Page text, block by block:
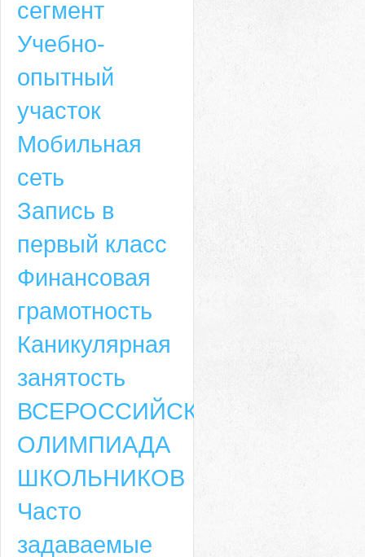
сегмент
Учебно-
опытный
участок
Мобильная
сеть
Запись в
первый класс
Финансовая
грамотность
Каникулярная
занятость
ВСЕРОССИЙСКАЯ
ОЛИМПИАДА
ШКОЛЬНИКОВ
Часто
задаваемые